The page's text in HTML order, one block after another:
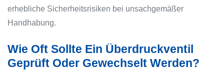
erhebliche Sicherheitsrisiken bei unsachgemäßer
Handhabung.
Wie Oft Sollte Ein Überdruckventil
Geprüft Oder Gewechselt Werden?